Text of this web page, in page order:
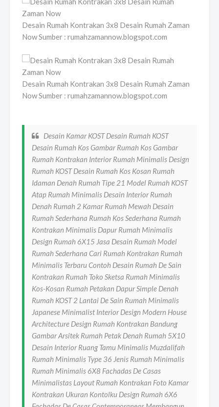
Desain Rumah Kontrakan 3x8 Desain Rumah Zaman
Now Sumber : rumahzamannow.blogspot.com
Desain Rumah Kontrakan 3x8 Desain Rumah Zaman
Now Sumber : rumahzamannow.blogspot.com
Desain Kamar KOST Desain Rumah KOST
Desain Rumah Kos Gambar Rumah Kos Gambar
Rumah Kontrakan Interior Rumah Minimalis Design
Rumah KOST Desain Rumah Kos Kosan Rumah
Idaman Denah Rumah Tipe 21 Model Rumah KOST
Atap Rumah Minimalis Desain Interior Rumah
Denah Rumah 2 Kamar Rumah Mewah Desain
Rumah Sederhana Rumah Kos Sederhana Rumah
Kontrakan Minimalis Dapur Rumah Minimalis
Design Rumah 6X15 Jasa Desain Rumah Model
Rumah Sederhana Cari Rumah Kontrakan Rumah
Minimalis Terbaru Contoh Desain Rumah De Sain
Kontrakan Rumah Toko Sketsa Rumah Minimalis
Kos-Kosan Rumah Petakan Dapur Simple Denah
Rumah KOST 2 Lantai De Sain Rumah Minimalis
Japanese Minimalist Interior Design Modern House
Architecture Design Rumah Kontrakan Bandung
Gambar Arsitek Rumah Petak Denah Rumah 5X10
Desain Interior Ruang Tamu Minimalis Muzdalifah
Rumah Minimalis Type 36 Jenis Rumah Minimalis
Rumah Minimalis 6X8 Fachadas De Casas
Minimalistas Layout Rumah Kontrakan Foto Kamar
Kontrakan Ukuran Kontolku Design Rumah 6X6